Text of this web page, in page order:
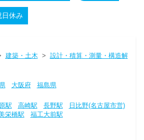
日休み
建築・土木 > 設計・積算・測量・構造解
大阪府
福島県
駅 高崎駅 長野駅
日比野(名古屋市営)
栄橋駅
福工大前駅